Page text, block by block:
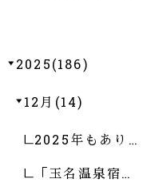
2025(186)
12月(14)
2025年もあり…
「玉名温泉宿…